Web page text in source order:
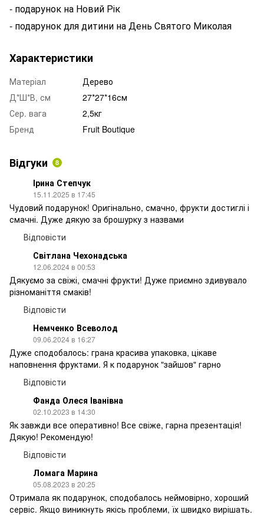
- подарунок на Новий Рік
- подарунок для дитини на День Святого Миколая
Характеристики
Матеріал
Дерево
Д*Ш*В, см
27*27*16см
Сер. вага
2,5кг
Бренд
Fruit Boutique
Відгуки 8
Ірина Степчук
15.11.2025 в 17:45
Чудовий подарунок! Оригінально, смачно, фрукти достиглі і
смачні. Дуже дякую за брошурку з назвами
Відповісти
Світлана Чехонадська
12.06.2024 в 00:53
Дякуємо за свіжі, смачні фрукти! Дуже приємно здивувало
різноманіття смаків!
Відповісти
Немченко Всеволод
09.06.2024 в 16:27
Дуже сподобалось: грана красива упаковка, цікаве
наповнення фруктами. Я к подарунок "зайшов" гарно
Відповісти
Фанда Олеся Іванівна
02.10.2023 в 14:30
Як завжди все оперативно! Все свіже, гарна презентація!
Дякую! Рекомендую!
Відповісти
Ломага Марина
05.08.2023 в 20:25
Отримала як подарунок, сподобалось неймовірно, хороший
сервіс. Якщо виникнуть якісь проблеми, їх швидко вирішать.